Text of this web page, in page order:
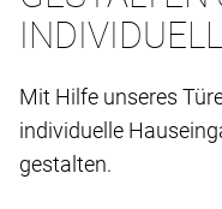
Mit Hilfe unseres
individuelle
gestalten.